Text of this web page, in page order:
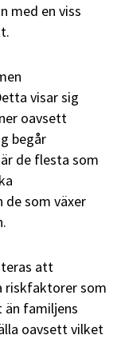
med en viss
visar sig
oavsett
begår
de flesta som
som växer
att
riskfaktorer som
än familjens
oavsett vilket